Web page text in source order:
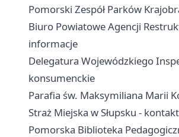
Pomorski Zespół Parków
Biuro Powiatowe Agencji
informacje
Delegatura Wojewódzkiego
konsumenckie
Parafia św. Maksymiliana Marii
Straż Miejska w Słupsku -
Pomorska Biblioteka